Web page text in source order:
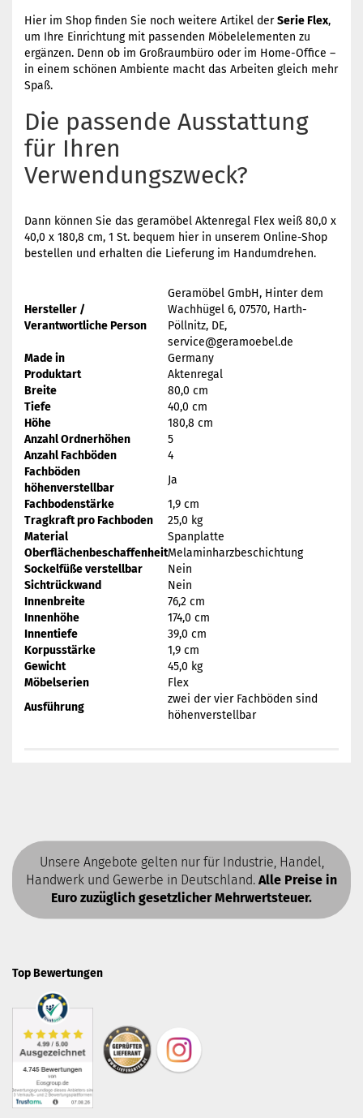
Hier im Shop finden Sie noch weitere Artikel derSerie Flex,
um Ihre Einrichtung mit passenden Möbelelementen zu
ergänzen. Denn ob im Großraumbüro oder im Home-Office –
in einem schönen Ambiente macht das Arbeiten gleich mehr
Spaß.
Die passende Ausstattung
für Ihren
Verwendungszweck?
Dann können Sie das geramöbel Aktenregal Flex weiß 80,0 x
40,0 x 180,8 cm, 1 St. bequem hier in unserem Online-Shop
bestellen und erhalten die Lieferung im Handumdrehen.
Hersteller /
Verantwortliche Person
Geramöbel GmbH, Hinter dem
Wachhügel 6, 07570, Harth-
Pöllnitz, DE,
service@geramoebel.de
Made in
Germany
Produktart
Aktenregal
Breite
80,0 cm
Tiefe
40,0 cm
Höhe
180,8 cm
Anzahl Ordnerhöhen
5
Anzahl Fachböden
4
Fachböden
höhenverstellbar
Ja
Fachbodenstärke
1,9 cm
Tragkraft pro Fachboden
25,0 kg
Material
Spanplatte
OberflächenbeschaffenheitMelaminharzbeschichtung
Sockelfüße verstellbar
Nein
Sichtrückwand
Nein
Innenbreite
76,2 cm
Innenhöhe
174,0 cm
Innentiefe
39,0 cm
Korpusstärke
1,9 cm
Gewicht
45,0 kg
Möbelserien
Flex
Ausführung
zwei der vier Fachböden sind
höhenverstellbar
Unsere Angebote gelten nur für Industrie, Handel,
Handwerk und Gewerbe in Deutschland. Alle Preise in
Euro zuzüglich gesetzlicher Mehrwertsteuer.
Top Bewertungen